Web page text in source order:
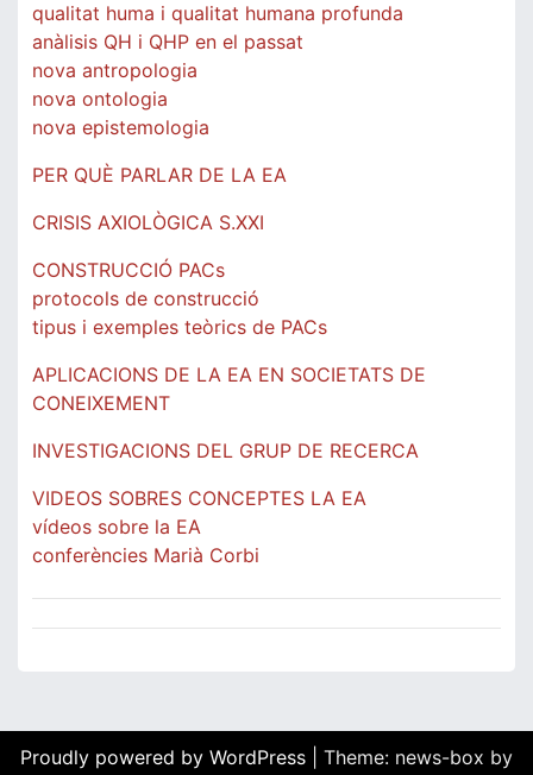
qualitat huma i qualitat humana profunda
anàlisis QH i QHP en el passat
nova antropologia
nova ontologia
nova epistemologia
PER QUÈ PARLAR DE LA EA
CRISIS AXIOLÒGICA S.XXI
CONSTRUCCIÓ PACs
protocols de construcció
tipus i exemples teòrics de PACs
APLICACIONS DE LA EA EN SOCIETATS DE
CONEIXEMENT
INVESTIGACIONS DEL GRUP DE RECERCA
VIDEOS SOBRES CONCEPTES LA EA
vídeos sobre la EA
conferències Marià Corbi
Proudly powered by WordPress
Theme: news-box by